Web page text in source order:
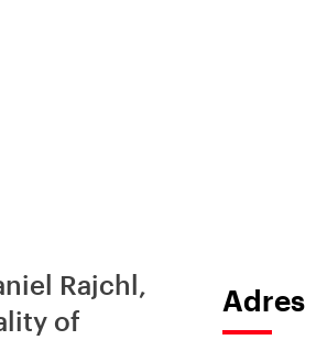
Rajchl,
of
Adres